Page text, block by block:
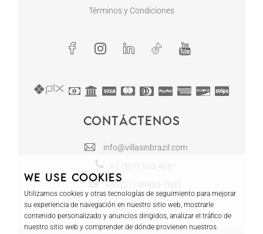
Términos y Condiciones
Contáctenos
info@villasinbrazil.com
+1 (307) 533 4861
+55 (21) 99803-7681
We use cookies
Utilizamos cookies y otras tecnologías de seguimiento para mejorar
su experiencia de navegación en nuestro sitio web, mostrarle
contenido personalizado y anuncios dirigidos, analizar el tráfico de
nuestro sitio web y comprender de dónde provienen nuestros